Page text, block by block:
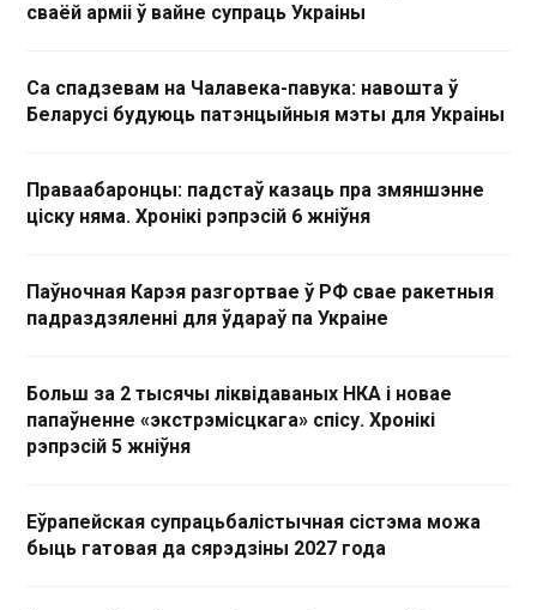
сваёй арміі ў вайне супраць Украіны
Са спадзевам на Чалавека-павука: навошта ў
Беларусі будуюць патэнцыйныя мэты для Украіны
Праваабаронцы: падстаў казаць пра змяншэнне
ціску няма. Хронікі рэпрэсій 6 жніўня
Паўночная Карэя разгортвае ў РФ свае ракетныя
падраздзяленні для ўдараў па Украіне
Больш за 2 тысячы ліквідаваных НКА і новае
папаўненне «экстрэмісцкага» спісу. Хронікі
рэпрэсій 5 жніўня
Еўрапейская супрацьбалістычная сістэма можа
быць гатовая да сярэдзіны 2027 года